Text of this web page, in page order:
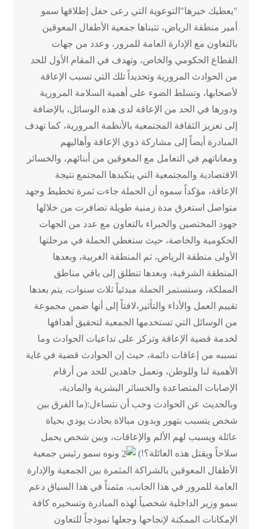
"يعطيك خيرها"التوعوية التي رعى حفل إطلاقها سمو
أمير منطقة الرياض، تتبناها جمعية الأطفال المعوقين
بالتعاون مع الإدارة العامة للمرور، وعدد من جهات
القطاع الحكومي والخاص، وتهدف في المقام الأول للحد
من الحوادث المرورية وتحديداً تلك التي تسبب الإعاقة
لأصحابها، وتسلط الضوء على أهمية السلامة المرورية
ودورها في الحد من الإعاقة لدى هذه الوسائل، بالإضافة
إلى تعزيز الثقافة المجتمعية بالأنظمة المرورية، كما تهدف
المبادرة أيضاً إلى مشاركة ذوي الإعاقة وأهاليهم
ومعاناتهم في التعامل مع المعوقين من أبنائهم، والخسائر
الاقتصادية والمجتمعية التي يتكبدها المجتمع نتيجة
الإعاقة، مؤكداً سموه أن الحملة جاءت ثمرة تخطيط وجهد
متواصل استغرق مدة زمنية طويلة تضافرت من خلالها
جهود المختصين والخبراء بالتعاون مع عدد من الجهات
الحكومية والخاصة، حيث ستغطي الحملة في مرحلتها
الأولى منطقة الرياض، ثم المنطقة الغربية، وبعدها
المنطقة الشرقية، وبعدها تنطلق إلى باقي مناطق
المملكة، وستستمر الحملة مبدئياً ثلاث سنوات، يتم بعدها
تقييم العمل والأداء والتأثير،لافتاً إلى أنها ضمن مجموعة
من الوسائل التي تستخدمها الجمعية لتحقيق أهدافها
لخدمة قضية الإعاقة وتركز على تداعيات الحوادث وما
تسببه من إعاقات دائمة، حيث إن الحوادث قضية في غاية
الأهمية لنا وللوطن، ونعمل جاهدين للحد من أرقام
الإصابات المتصاعدة والخسائر البشرية والمادية،
وبالحديث عن الحوادث وجب أن نتساءل:(ما الفرق بين
شخص يتسبب بتهور وبدون مبالاة بحادث يودي بحياة
عائلة ويسبب لهم الألم والإعاقات، وبين شخص يحمل
سلاحاً ويقتل هذه العائلة؟!)
ونوه سمو رئيس جمعية
الأطفال المعوقين بالشراكة المثمرة بين الجمعية والإدارة
العامة للمرور في هذا الجانب، مثمناً في هذا السياق دعم
سمو وزير الداخلية شخصياً لهذه المبادرة وتسخيره كافة
الإمكانات الممكنة لإنجاحها وجعلها نموذجاً للتعاون